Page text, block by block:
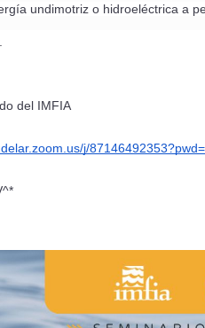
undimotriz o hidroeléctrica a
del IMFIA
j/